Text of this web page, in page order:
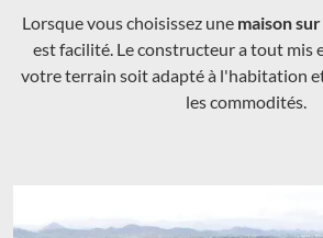
Lorsque vous choisissez une maison
est facilité. Le constructeur a tout mis
votre terrain soit adapté à l'habitation
les commodités.